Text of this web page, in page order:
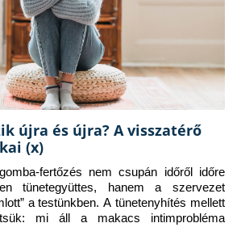
újra és újra? A visszatérő
(x)
fertőzés nem csupán időről időre
tünetegyüttes, hanem a szervezet
a testünkben. A tünetenyhítés mellett
mi áll a makacs intimprobléma